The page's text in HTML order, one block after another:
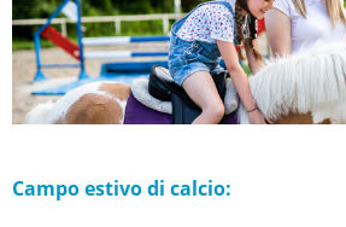
Campo estivo di calcio: